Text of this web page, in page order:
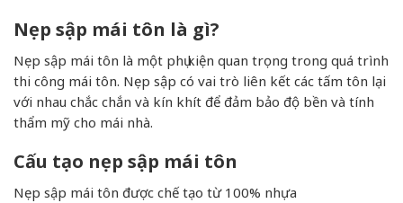
Nẹp sập mái tôn là gì?
Nẹp sập mái tôn là một phụ kiện quan trọng trong quá trình
thi công mái tôn. Nẹp sập có vai trò liên kết các tấm tôn lại
với nhau chắc chắn và kín khít để đảm bảo độ bền và tính
thẩm mỹ cho mái nhà.
Cấu tạo nẹp sập mái tôn
Nẹp sập mái tôn được chế tạo từ 100% nhựa